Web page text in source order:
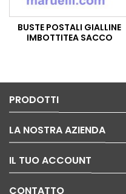
BUSTE POSTALI GIALLINE
IMBOTTITEA SACCO
PRODOTTI
LA NOSTRA AZIENDA
IL TUO ACCOUNT
CONTATTO